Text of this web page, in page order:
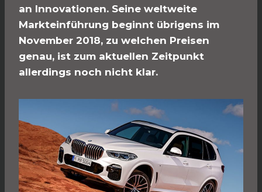
an Innovationen. Seine weltweite
Markteinführung beginnt übrigens im
November 2018, zu welchen Preisen
genau, ist zum aktuellen Zeitpunkt
allerdings noch nicht klar.